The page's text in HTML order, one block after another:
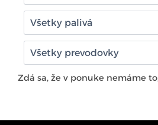
Zdá sa, že v ponuke nemáme